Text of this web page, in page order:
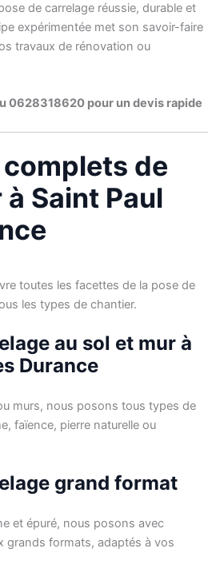
de carrelage réussie, durable et
expérimentée met son savoir-faire
travaux de rénovation ou
0628318620 pour un devis rapide
de
Saint Paul
toutes les facettes de la pose de
les types de chantier.
au sol et mur à
Durance
murs, nous posons tous types de
faïence, pierre naturelle ou
grand format
et épuré, nous posons avec
grands formats, adaptés à vos